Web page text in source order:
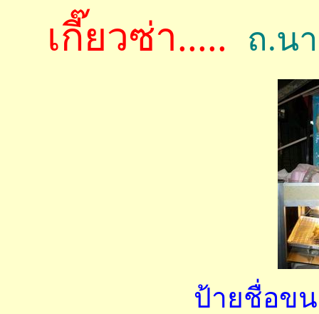
เกี๊ยวซ่า..... ถ.น
ป้ายชื่อข